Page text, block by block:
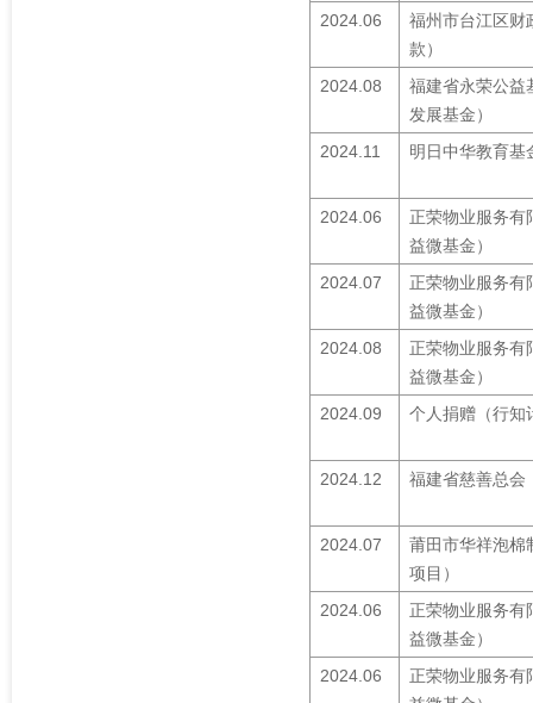
2024.06
福州市台江区财
款）
2024.08
福建省永荣公益
发展基金）
2024.11
明日中华教育基
2024.06
正荣物业服务有
益微基金）
2024.07
正荣物业服务有
益微基金）
2024.08
正荣物业服务有
益微基金）
2024.09
个人捐赠（行知
2024.12 福建省慈善总会
2024.07
莆田市华祥泡棉
项目）
2024.06
正荣物业服务有
益微基金）
2024.06
正荣物业服务有